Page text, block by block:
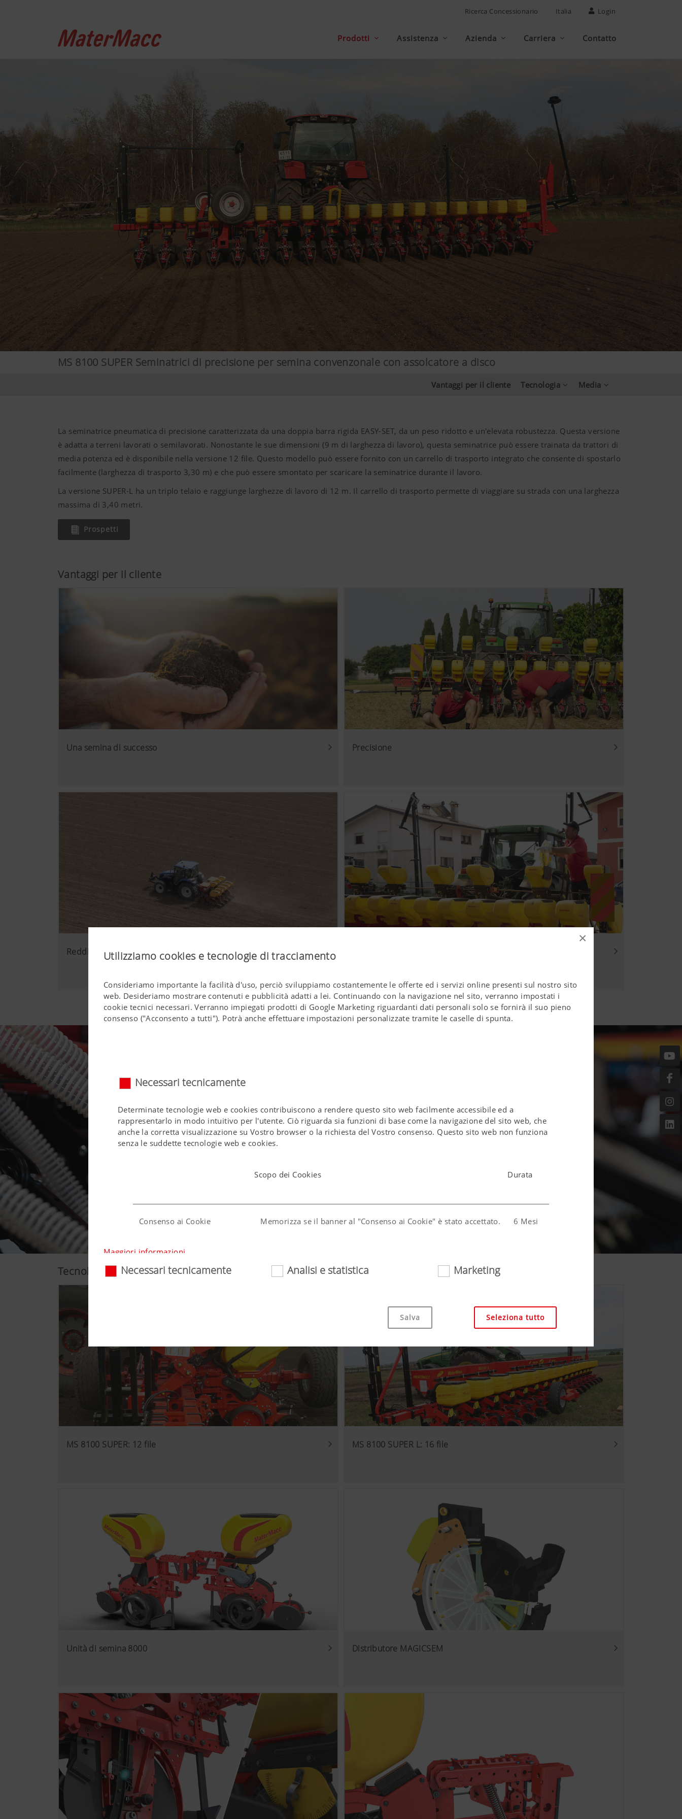
×
Utilizziamo cookies e tecnologie di tracciamento
Consideriamo importante la facilità d'uso, perciò sviluppiamo costantemente le offerte ed i servizi online presenti sul nostro sito
web. Desideriamo mostrare contenuti e pubblicità adatti a lei. Continuando con la navigazione nel sito, verranno impostati i
cookie tecnici necessari. Verranno impiegati prodotti di Google Marketing riguardanti dati personali solo se fornirà il suo pieno
consenso ("Acconsento a tutti"). Potrà anche effettuare impostazioni personalizzate tramite le caselle di spunta.
Necessari tecnicamente
Determinate tecnologie web e cookies contribuiscono a rendere questo sito web facilmente accessibile ed a
rappresentarlo in modo intuitivo per l'utente. Ciò riguarda sia funzioni di base come la navigazione del sito web, che
anche la corretta visualizzazione su Vostro browser o la richiesta del Vostro consenso. Questo sito web non funziona
senza le suddette tecnologie web e cookies.
Scopo dei Cookies Durata
Consenso ai Cookie Memorizza se il banner al "Consenso ai Cookie" è stato accettato. 6 Mesi
Maggiori informazioni
impieghiamo tecnologie di analisi (anche cookies), che misurano ed elaborano in modo anonimo quali contenuti del
Scopo dei Cookies
Durata
Google Analytics Analisi dell'uso di questa pagina, vedi sotto. 6 Mesi
Maggiori informazioni
Maggiori informazioni
Necessari tecnicamente Analisi e statistica Marketing
Salva Seleziona tutto
Ricerca Concessionario Italia Login
Prodotti Assistenza Azienda Carriera Contatto
MS 8100 SUPER Seminatrici di precisione per semina convenzonale con assolcatore a disco
Vantaggi per il cliente Tecnologia Media
La seminatrice pneumatica di precisione caratterizzata da una doppia barra rigida EASY-SET, da un peso ridotto e un'elevata robustezza. Questa versione
è adatta a terreni lavorati o semilavorati. Nonostante le sue dimensioni (9 m di larghezza di lavoro), questa seminatrice può essere trainata da trattori di
media potenza ed è disponibile nella versione 12 file. Questo modello può essere fornito con un carrello di trasporto integrato che consente di spostarlo
facilmente (larghezza di trasporto 3,30 m) e che può essere smontato per scaricare la seminatrice durante il lavoro.
La versione SUPER-L ha un triplo telaio e raggiunge larghezze di lavoro di 12 m. Il carrello di trasporto permette di viaggiare su strada con una larghezza
massima di 3,40 metri.
Prospetti
Vantaggi per il cliente
Una semina di successo Precisione
Redditività
Tecnologia
MS 8100 SUPER: 12 file MS 8100 SUPER L: 16 file
Unità di semina 8000 Distributore MAGICSEM